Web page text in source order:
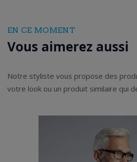
EN CE MOMENT
Vous aimerez aussi
Notre styliste vous propose des
votre look ou un produit similaire qui